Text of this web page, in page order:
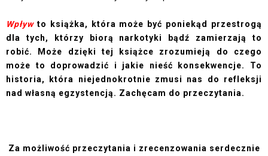
Wpływto książka, która może być poniekąd przestrogą
dla tych, którzy biorą narkotyki bądź zamierzają to
robić. Może dzięki tej książce zrozumieją do czego
może to doprowadzić i jakie nieść konsekwencje. To
historia, która niejednokrotnie zmusi nas do refleksji
nad własną egzystencją. Zachęcam do przeczytania.
Za możliwość przeczytania i zrecenzowania serdecznie